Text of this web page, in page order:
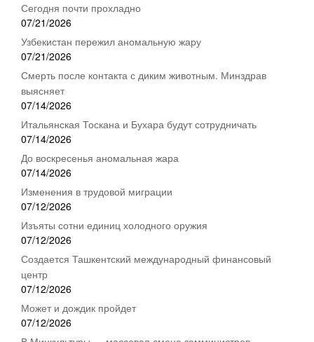
Сегодня почти прохладно
07/21/2026
Узбекистан пережил аномальную жару
07/21/2026
Смерть после контакта с диким животным. Минздрав
выясняет
07/14/2026
Итальянская Тоскана и Бухара будут сотрудничать
07/14/2026
До воскресенья аномальная жара
07/14/2026
Изменения в трудовой миграции
07/12/2026
Изъяты сотни единиц холодного оружия
07/12/2026
Создается Ташкентский международный финансовый
центр
07/12/2026
Может и дождик пройдет
07/12/2026